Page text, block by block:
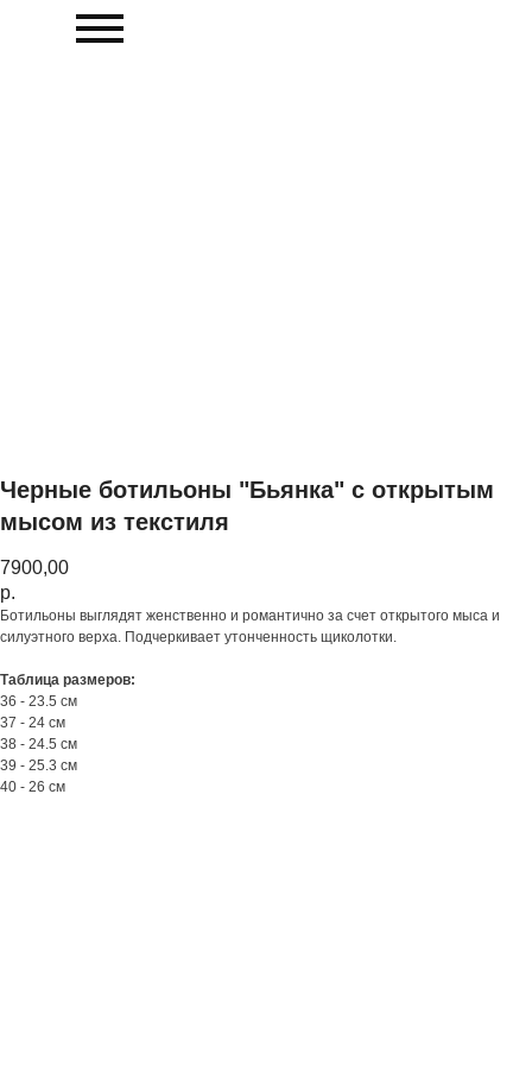
Черные ботильоны "Бьянка" с открытым
мысом из текстиля
7900,00
р.
Ботильоны выглядят женственно и романтично за счет открытого мыса и
силуэтного верха. Подчеркивает утонченность щиколотки.
Таблица размеров:
36 - 23.5 см
37 - 24 см
38 - 24.5 см
39 - 25.3 см
40 - 26 см